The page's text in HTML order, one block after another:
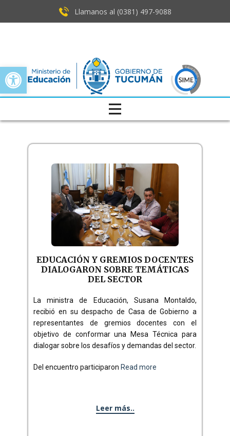
Open toolbar
Llamanos al (0381) ​497-9088
EDUCACIÓN Y GREMIOS DOCENTES
DIALOGARON SOBRE TEMÁTICAS
DEL SECTOR
La ministra de Educación, Susana Montaldo,
recibió en su despacho de Casa de Gobierno a
representantes de gremios docentes con el
objetivo de conformar una Mesa Técnica para
dialogar sobre los desafíos y demandas del sector.
Del encuentro participaron Read more
Leer más..